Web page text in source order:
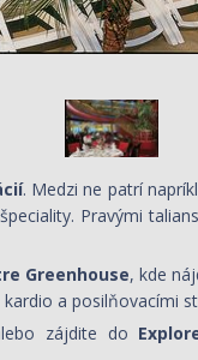
. Medzi ne patrí
Pravými
Greenhouse, kde
kardio a posilňovacími
zájdite do